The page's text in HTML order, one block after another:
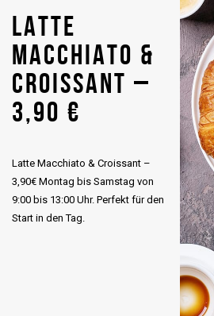
LATTE
MACCHIATO &
CROISSANT –
3,90 €
Latte Macchiato & Croissant –
3,90€ Montag bis Samstag von
9:00 bis 13:00 Uhr. Perfekt für den
Start in den Tag.